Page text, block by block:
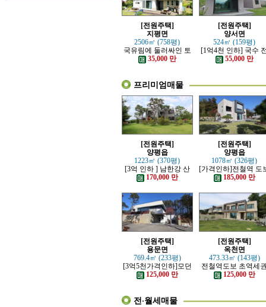
[전원주택]
지평면
2506㎡ (758평)
국유림에 둘러싸인 토
지 넓은 전원주택
35,000 만
[전원주택]
양서면
524㎡ (159평)
[1억4천 인하] 국수
철역 인근 제대로 잘
은 신축 전원주택
55,000 만
프리미엄매물
[전원주택]
양평읍
1223㎡ (370평)
[3억 인하 ] 남한강 산
책로 접한 최고급 전원
170,000 만
[전원주택]
양평읍
1078㎡ (326평)
[가격인하]전철역 도
강조망 되는 고급 전
185,000 만
[전원주택]
용문면
769.4㎡ (233평)
[3억5천가격인하]모던
하고 고급스러운 본채,
별채있는 전원주택
125,000 만
[전원주택]
옥천면
473.33㎡ (143평)
전철역도보 초역세
강조망 고급전원주
125,000 만
전·월세매물